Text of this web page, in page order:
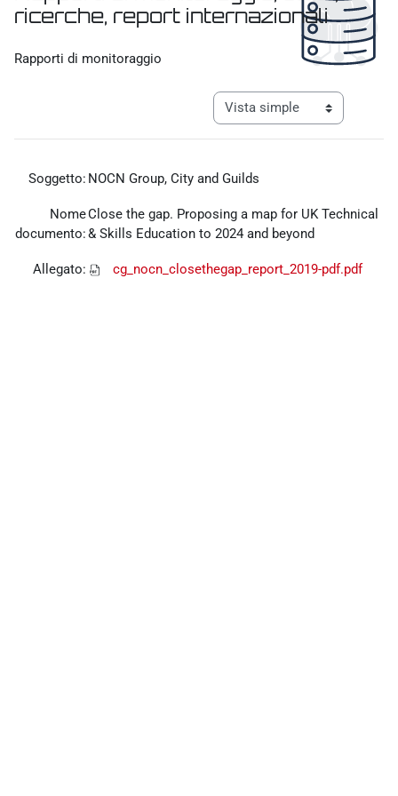
ricerche, report internazionali
Rapporti di monitoraggio
Ver modo de navegación
Soggetto: NOCN Group, City and Guilds
Nome
documento:
Close the gap. Proposing a map for UK Technical
& Skills Education to 2024 and beyond
Allegato: cg_nocn_closethegap_report_2019-pdf.pdf